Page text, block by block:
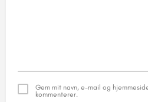
Gem mit navn, e-mail og
kommenterer.